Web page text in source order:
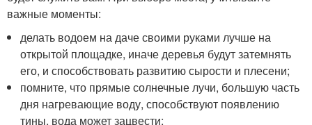
важные моменты:
делать водоем на даче своими руками лучше на
открытой площадке, иначе деревья будут затемнять
его, и способствовать развитию сырости и плесени;
помните, что прямые солнечные лучи, большую часть
дня нагревающие воду, способствуют появлению
тины, вода может зацвести;